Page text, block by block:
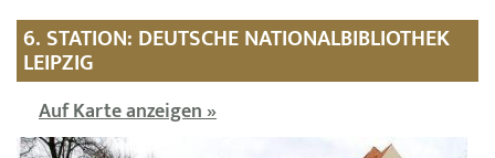
6. STATION: DEUTSCHE NATIONALBIBLIOTHEK
LEIPZIG
Auf Karte anzeigen »